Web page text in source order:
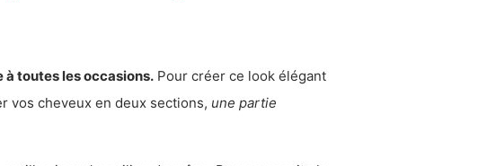
à toutes les occasions. Pour créer ce look élégant
vos cheveux en deux sections, une partie